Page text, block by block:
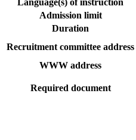
Admission limit
Duration
Recruitment committee address
WWW address
Required document